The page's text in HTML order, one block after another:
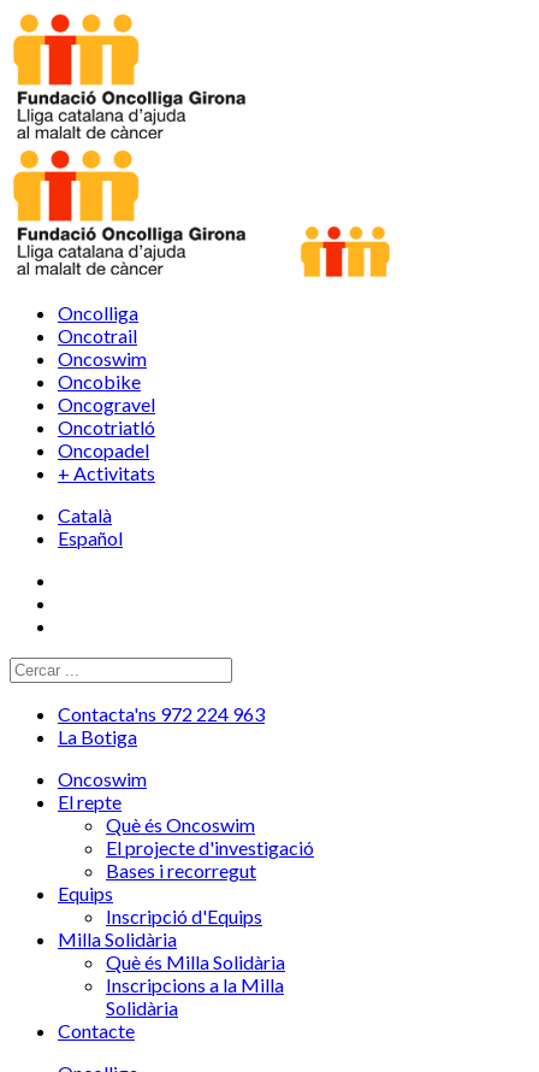
Oncolliga
Oncotrail
Oncoswim
Oncobike
Oncogravel
Oncotriatló
Oncopadel
+ Activitats
Català
Español
Contacta'ns 972 224 963
La Botiga
Oncoswim
El repte
Què és Oncoswim
El projecte d'investigació
Bases i recorregut
Equips
Inscripció d'Equips
Milla Solidària
Què és Milla Solidària
Inscripcions a la Milla
Solidària
Contacte